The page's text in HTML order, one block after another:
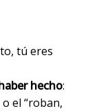
tú eres
hecho:
el “roban,